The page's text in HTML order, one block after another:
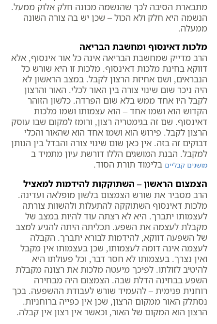
מתבארת הסיבה לכך שהנשמה מכונה חלק אלוק ממעל.
הנשמה היא חלק ולא הכול – שכן יש בה צורה השונה
ממעלה.
מלכות דאינסוף ומחשבת הבריאה
הרב מדייק שמחשבת הבריאה אינה כל אור אינסוף, אלא
דווקא בחינת מלכות דאינסוף. מלכות זו היא שורש כל
הנבראים, ושם אחיזת הרצון לקבל. במצב הראשון לא
היה ניכר שום שינוי צורה בין האור לכלי. האור והרצון
לקבל היו אחד ממש בלא שום הפרדה. כלשון הזוהר
הקדוש הוא ושמו אחד – הוא עצמותו ושמו מלכות
דאינסוף. שם זה בגימטריה רצון, ורומז למקום שבו עוסק
הרצון לקבל. פירוש הוא ושמו אחד הוא שהאור והכלי
דבוקים זה בזה. אין כאן שום שינוי צורה והבדל בין הנותן
למקבל. הבנת המושגים הללו דורשת עיון מתמיד ב
מושגים קבליים בלימוד תורת הסוד.
הצמצום הראשון – השתוקקות להידמות למאציל
הרב מסביר את שורש הצמצום בלשון מופלאה ועדינה.
מלכות דאינסוף השתוקקה להתעלות ולהשוות צורתה
לעצמותו יתברך. היא לא רצתה עוד להיות במצב של
מקבלת לעצמה את השפע. תכליתה היתה להגיע למצב
של השפעה דווקא, להידמות לבורא יתברך. הקבלה
לעצמה אינה דומה לעצמותו, שכן בעצמותו אין מקבל
ואין נצרך. בעצמותו לא חסר דבר, וכל פעולתו היא
להיטיב לזולתו. לפיכך מיעטה מלכות את רצונה מקבלת
השפע בבחינה הדלת שבה. הצמצום היה מבחירה
רוחנית פנימית – להעמיד שורש לעבודת ההשפעה. בכך
נסתלק האור ממקום הרצון, שכן אין כפייה ברוחניות.
הרצון הוא המקום של האור, וכאשר אין רצון אין קבלה.